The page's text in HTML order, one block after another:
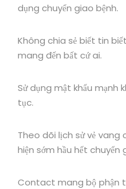
dụng chuyển giao bệnh.
Không chia sẻ biết tin
mang đến bất cứ ai.
Sử dụng mật khẩu mạnh
tục.
Theo dõi lịch sử vẻ vang
hiện sớm hầu hết chuyển
Contact mang bộ phận